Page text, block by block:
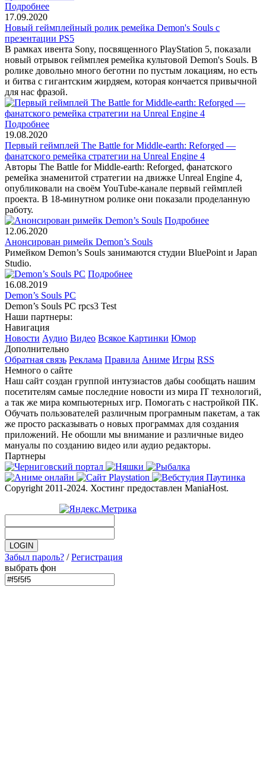
Подробнее
17.09.2020
Новый геймплейный ролик ремейка Demon's Souls с
презентации PS5
В рамках ивента Sony, посвященного PlayStation 5, показали
новый отрывок геймплея ремейка культовой Demon's Souls. В
ролике довольно много беготни по пустым локациям, но есть
и битва с гигантским жирдяем, которая кончается привычной
для нас фразой.
Подробнее
19.08.2020
Первый геймплей The Battle for Middle-earth: Reforged —
фанатского ремейка стратегии на Unreal Engine 4
Авторы The Battle for Middle-earth: Reforged, фанатского
ремейка знаменитой стратегии на движке Unreal Engine 4,
опубликовали на своём YouTube-канале первый геймплей
проекта. В 18-минутном ролике они показали проделанную
работу.
Подробнее
12.06.2020
Анонсирован римейк Demon’s Souls
Римейком Demon’s Souls занимаются студии BluePoint и Japan
Studio.
Подробнее
16.08.2019
Demon’s Souls PC
Demon’s Souls PC rpcs3 Test
Наши партнеры:
Навигация
Новости Аудио Видео Всякое Картинки Юмор
Дополнительно
Обратная связь Реклама Правила Аниме Игры RSS
Немного о сайте
Наш сайт создан группой интузиастов дабы сообщать нашим
посетителям самые последние новости из мира IT технологий,
а так же мира компьютерных игр. Помогать с настройкой ПК.
Обучать пользователей различным програмным пакетам, а так
же просто расказывать о новых программах для создания
приложений. Не обошли мы внимание и различные видео
мануалы по созданию видео или аудио редакторы.
Партнеры
Copyright 2011-2024. Хостинг предоставлен ManiaHost.
Забыл пароль? /Регистрация
выбрать фон